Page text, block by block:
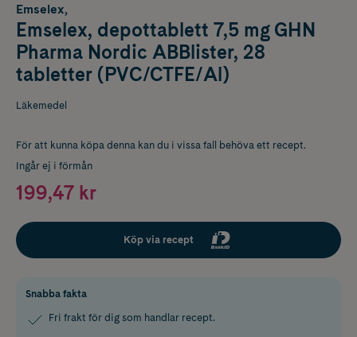
Emselex,
Emselex, depottablett 7,5 mg GHN
Pharma Nordic ABBlister, 28
tabletter (PVC/CTFE/Al)
Läkemedel
För att kunna köpa denna kan du i vissa fall behöva ett recept.
Ingår ej i förmån
199,47 kr
Köp via recept
Snabba fakta
Fri frakt för dig som handlar recept.